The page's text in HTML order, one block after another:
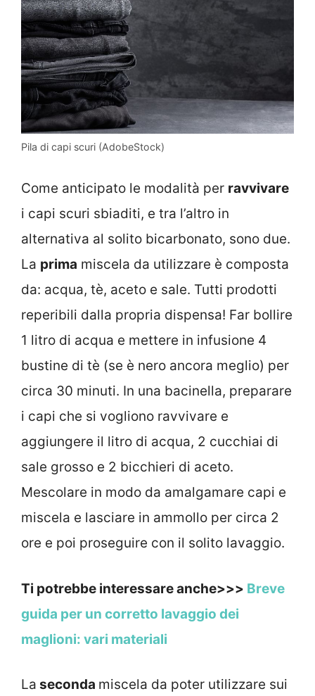
Pila di capi scuri (AdobeStock)
Come anticipato le modalità per ravvivare
i capi scuri sbiaditi, e tra l’altro in
alternativa al solito bicarbonato, sono due.
La prima miscela da utilizzare è composta
da: acqua, tè, aceto e sale. Tutti prodotti
reperibili dalla propria dispensa! Far bollire
1 litro di acqua e mettere in infusione 4
bustine di tè (se è nero ancora meglio) per
circa 30 minuti. In una bacinella, preparare
i capi che si vogliono ravvivare e
aggiungere il litro di acqua, 2 cucchiai di
sale grosso e 2 bicchieri di aceto.
Mescolare in modo da amalgamare capi e
miscela e lasciare in ammollo per circa 2
ore e poi proseguire con il solito lavaggio.
Ti potrebbe interessare anche>>> Breve
guida per un corretto lavaggio dei
maglioni: vari materiali
La seconda miscela da poter utilizzare sui